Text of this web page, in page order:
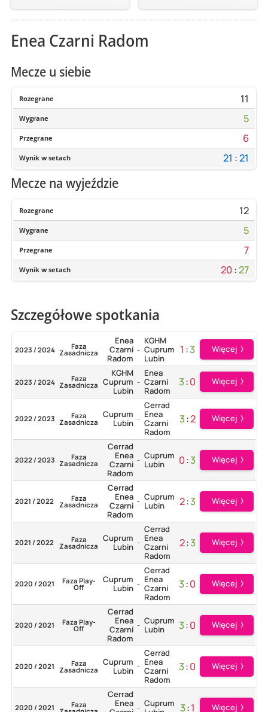
Enea Czarni Radom
Mecze u siebie
Rozegrane 11
Wygrane 5
Przegrane 6
Wynik w setach 21 :21
Mecze na wyjeździe
Rozegrane 12
Wygrane 5
Przegrane 7
Wynik w setach 20 :27
Szczegółowe spotkania
2023 / 2024 Faza
Zasadnicza
Enea
Czarni
Radom
-
KGHM
Cuprum
Lubin
1 :3 Więcej
2023 / 2024 Faza
Zasadnicza
KGHM
Cuprum
Lubin
-
Enea
Czarni
Radom
3:0 Więcej
2022 / 2023 Faza
Zasadnicza
Cuprum
Lubin -
Cerrad
Enea
Czarni
Radom
3:2 Więcej
2022 / 2023 Faza
Zasadnicza
Cerrad
Enea
Czarni
Radom
- Cuprum
Lubin
0:3 Więcej
2021 / 2022 Faza
Zasadnicza
Cerrad
Enea
Czarni
Radom
- Cuprum
Lubin
2:3 Więcej
2021 / 2022 Faza
Zasadnicza
Cuprum
Lubin -
Cerrad
Enea
Czarni
Radom
2:3 Więcej
2020 / 2021 Faza Play-
Off
Cuprum
Lubin -
Cerrad
Enea
Czarni
Radom
3:0 Więcej
2020 / 2021 Faza Play-
Off
Cerrad
Enea
Czarni
Radom
- Cuprum
Lubin
3:0 Więcej
2020 / 2021 Faza
Zasadnicza
Cuprum
Lubin -
Cerrad
Enea
Czarni
Radom
3:0 Więcej
2020 / 2021 Faza
Cerrad
Enea - Cuprum
3:1 Więcej